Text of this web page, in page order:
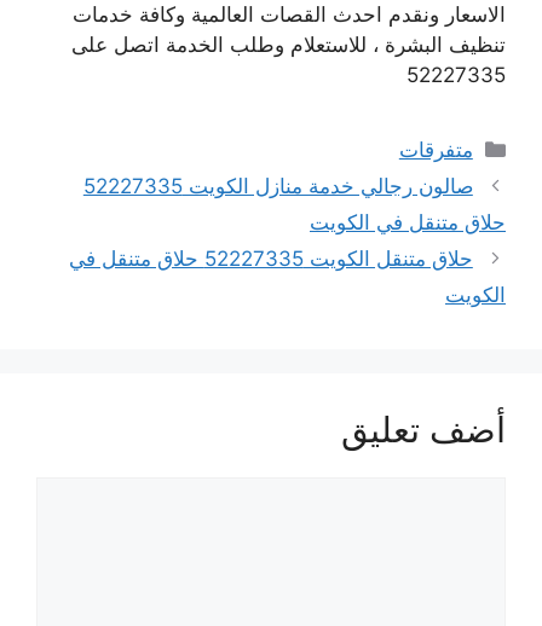
الاسعار ونقدم احدث القصات العالمية وكافة خدمات
تنظيف البشرة ، للاستعلام وطلب الخدمة اتصل على
52227335
التصنيفات
متفرقات
صالون رجالي خدمة منازل الكويت 52227335
حلاق متنقل في الكويت
حلاق متنقل الكويت 52227335 حلاق متنقل في
الكويت
أضف تعليق